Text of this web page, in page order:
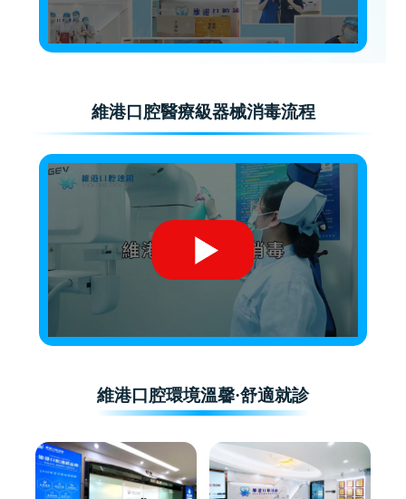
維港口腔醫療級器械消毒流程
維港口腔環境溫馨·舒適就診